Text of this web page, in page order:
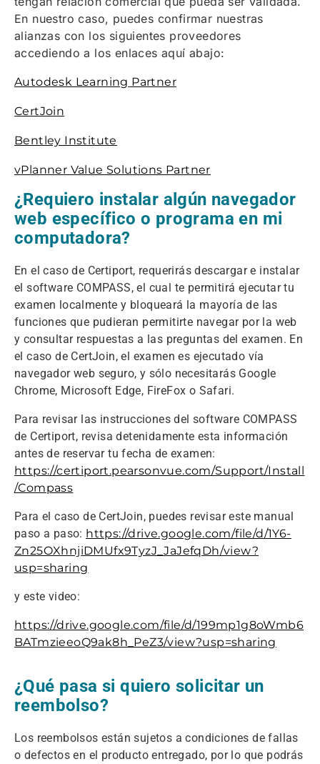
En nuestro caso, puedes confirmar nuestras
alianzas con los siguientes proveedores
accediendo a los enlaces aquí abajo:
Autodesk Learning Partner
CertJoin
Bentley Institute
vPlanner Value Solutions Partner
¿Requiero instalar algún navegador
web específico o programa en mi
computadora?
En el caso de Certiport, requerirás descargar e instalar
el software COMPASS, el cual te permitirá ejecutar tu
examen localmente y bloqueará la mayoría de las
funciones que pudieran permitirte navegar por la web
y consultar respuestas a las preguntas del examen. En
el caso de CertJoin, el examen es ejecutado vía
navegador web seguro, y sólo necesitarás Google
Chrome, Microsoft Edge, FireFox o Safari.
Para revisar las instrucciones del software COMPASS
de Certiport, revisa detenidamente esta información
antes de reservar tu fecha de examen:
https://certiport.pearsonvue.com/Support/Install
/Compass
Para el caso de CertJoin, puedes revisar este manual
paso a paso: https://drive.google.com/file/d/1Y6-
Zn25OXhnjiDMUfx9TyzJ_JaJefqDh/view?
usp=sharing
y este video:
https://drive.google.com/file/d/199mp1g8oWmb6
BATmzieeoQ9ak8h_PeZ3/view?usp=sharing
¿Qué pasa si quiero solicitar un
reembolso?
Los reembolsos están sujetos a condiciones de fallas
o defectos en el producto entregado, por lo que podrás